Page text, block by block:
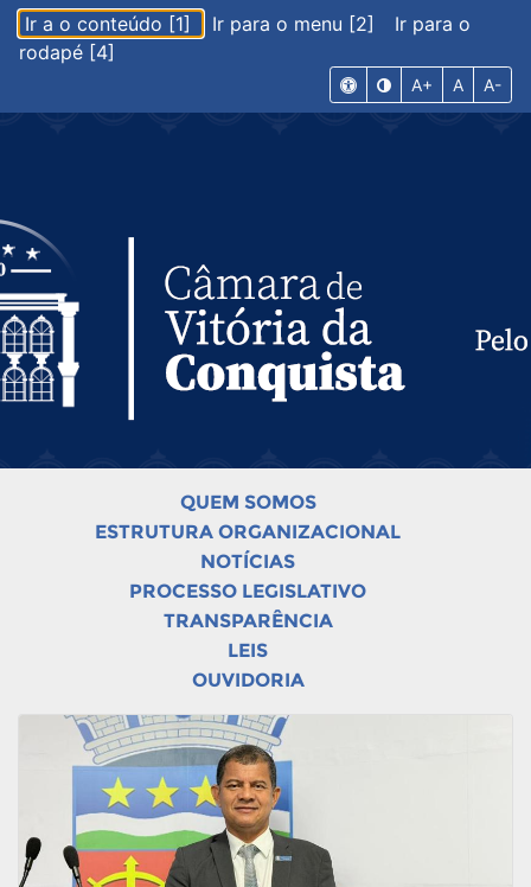
Ir a o conteúdo [1] Ir para o menu [2]
Ir para o
rodapé [4]
A+ A A-
QUEM SOMOS
ESTRUTURA ORGANIZACIONAL
NOTÍCIAS
PROCESSO LEGISLATIVO
TRANSPARÊNCIA
LEIS
OUVIDORIA